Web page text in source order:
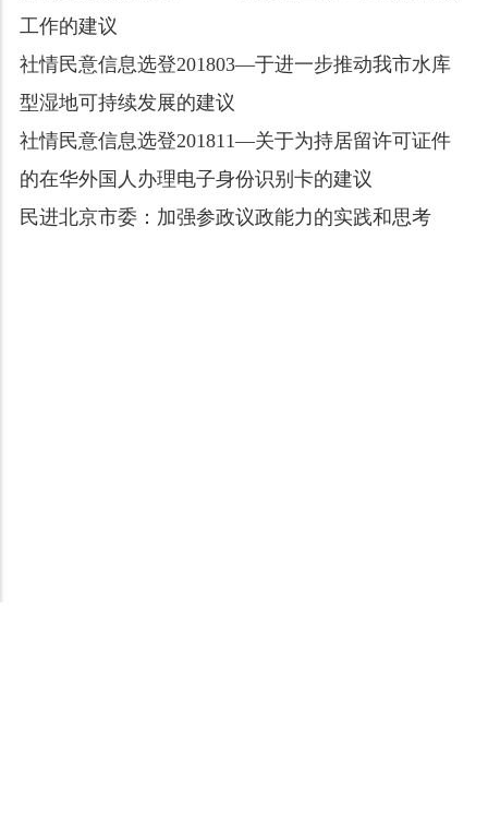
工作的建议
社情民意信息选登201803—于进一步推动我市水库
型湿地可持续发展的建议
社情民意信息选登201811—关于为持居留许可证件
的在华外国人办理电子身份识别卡的建议
民进北京市委：加强参政议政能力的实践和思考